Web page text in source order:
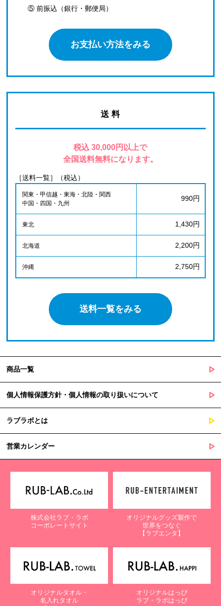
⑤ 前振込（銀行・郵便局）
お支払い方法をみる
送 料
税込 30,000円以上で
全国送料無料になります。
［送料一覧］（税込）
関東・甲信越・東海・北陸・関西
中国・四国・九州
990円
東北 1,430円
北海道 2,200円
沖縄 2,750円
送料一覧をみる
商品一覧
個人情報保護方針・個人情報の取り扱いについて
ラブラボとは
営業カレンダー
株式会社ラブ・ラボ
コーポレートサイト
オリジナルグッズ製作で
世界をつなぐ
【ラブエンタ】
オリジナルタオル・
名入れタオル
オリジナルはっぴ
ラブ・ラボはっぴ